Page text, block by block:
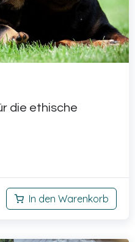
die ethische
In den Warenkorb